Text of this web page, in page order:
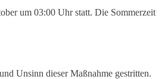
um 03:00 Uhr statt. Die Sommerzeit
Unsinn dieser Maßnahme gestritten.